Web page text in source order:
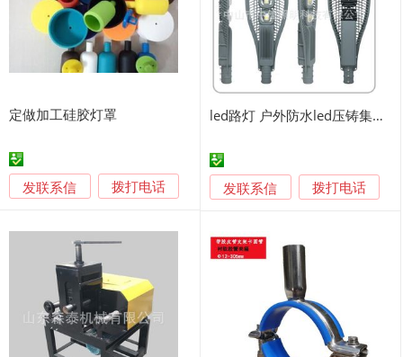
定做加工硅胶灯罩
发联系信 拨打电话
led路灯 户外防水led压铸集成网拍灯头
发联系信 拨打电话